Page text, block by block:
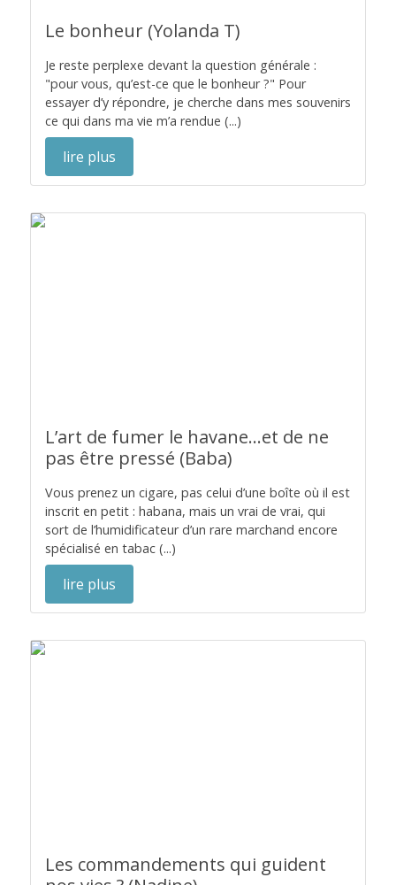
Le bonheur (Yolanda T)
Je reste perplexe devant la question générale :
"pour vous, qu’est-ce que le bonheur ?" Pour
essayer d’y répondre, je cherche dans mes souvenirs
ce qui dans ma vie m’a rendue (...)
lire plus
L’art de fumer le havane...et de ne
pas être pressé (Baba)
Vous prenez un cigare, pas celui d’une boîte où il est
inscrit en petit : habana, mais un vrai de vrai, qui
sort de l’humidificateur d’un rare marchand encore
spécialisé en tabac (...)
lire plus
Les commandements qui guident